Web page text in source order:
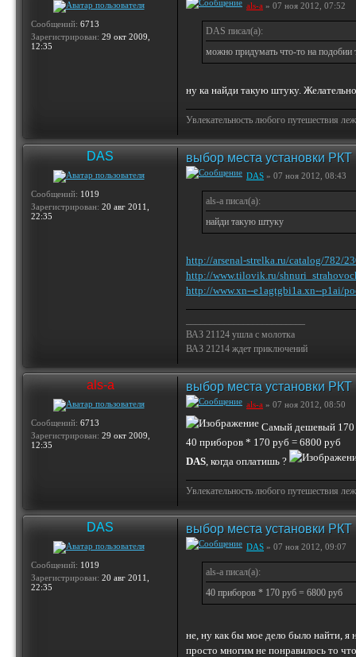
Сообщений: 6713
Зарегистрирован: 29 окт 2009,
12:35
als-a » 07 ноя 2012, 07:52
DAS писал(а):
можно придумать что-то на подобии
ну ка найди такую штуку.
Увлекательность любого путешествия
DAS
Сообщений: 1019
Зарегистрирован: 20 авг 2011,
22:35
выбор места установки РКТ
DAS » 07 ноя 2012, 08:43
als-a писал(а):
найди такую штуку
http://arsenal-strelka.ru/catalog/782/
http://www.tilovik.ru/
http://www.xn--e1agtgbi1a.xn--p1ai/
ВАЗ 21124 ушла с молотка
ВАЗ 21214 ждет приключений
als-a
Сообщений: 6713
Зарегистрирован: 29 окт 2009,
12:35
выбор места установки РКТ
als-a » 07 ноя 2012, 08:50
Самый дешевый 170
40 приборов * 170 руб = 6800 руб
DAS, когда оплатишь ?
Увлекательность любого путешествия
DAS
Сообщений: 1019
Зарегистрирован: 20 авг 2011,
22:35
выбор места установки РКТ
DAS » 07 ноя 2012, 09:07
als-a писал(а):
40 приборов * 170 руб = 6800 руб
не, ну как бы мое дело было найти, я
просто многим не понравилось то